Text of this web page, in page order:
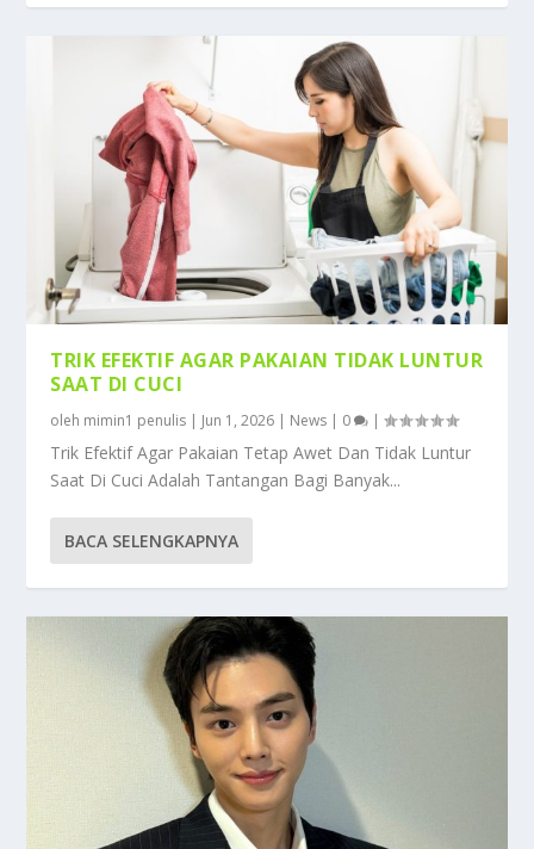
TRIK EFEKTIF AGAR PAKAIAN TIDAK LUNTUR
SAAT DI CUCI
oleh mimin1 penulis | Jun 1, 2026 | News | 0 |
Trik Efektif Agar Pakaian Tetap Awet Dan Tidak Luntur
Saat Di Cuci Adalah Tantangan Bagi Banyak...
BACA SELENGKAPNYA